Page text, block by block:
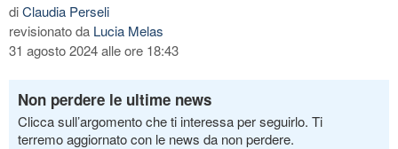
diClaudia Perseli
revisionato da Lucia Melas
31 agosto 2024 alle ore 18:43
Non perdere le ultime news
Clicca sull’argomento che ti interessa per seguirlo. Ti
terremo aggiornato con le news da non perdere.